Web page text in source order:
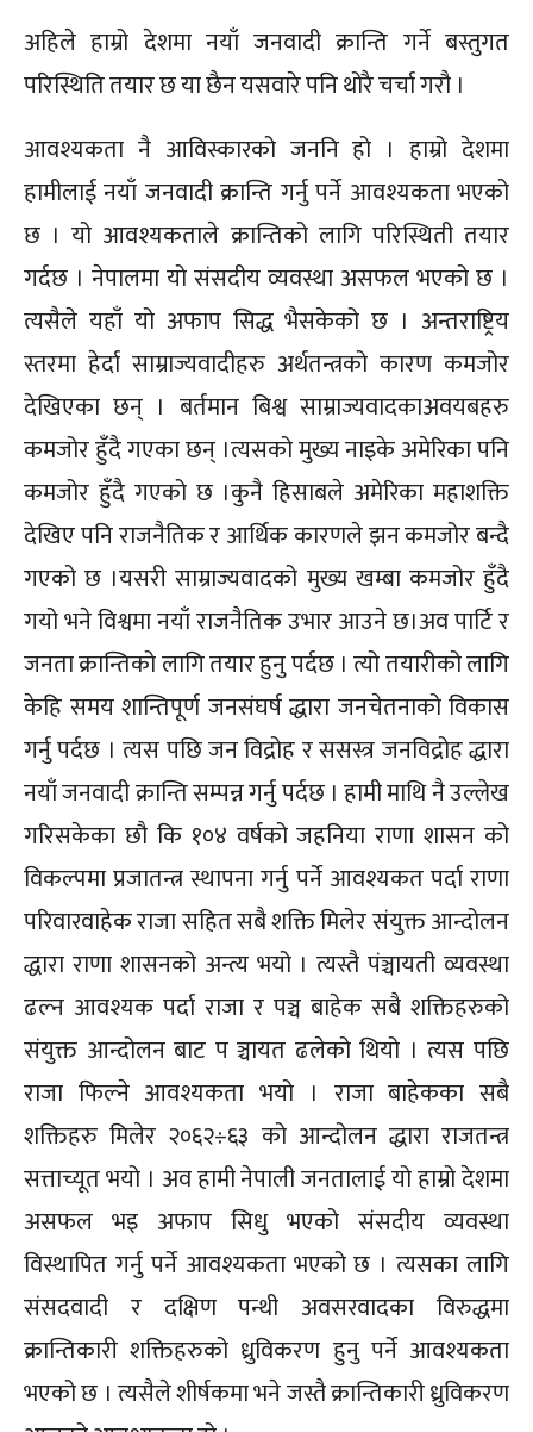
अहिले हाम्रो देशमा नयाँ जनवादी क्रान्ति गर्ने बस्तुगत
परिस्थिति तयार छ या छैन यसवारे पनि थोरै चर्चा गरौ ।
आवश्यकता नै आविस्कारको जननि हो । हाम्रो देशमा
हामीलाई नयाँ जनवादी क्रान्ति गर्नु पर्ने आवश्यकता भएको
छ । यो आवश्यकताले क्रान्तिको लागि परिस्थिती तयार
गर्दछ । नेपालमा यो संसदीय व्यवस्था असफल भएको छ ।
त्यसैले यहाँ यो अफाप सिद्ध भैसकेको छ । अन्तराष्ट्रिय
स्तरमा हेर्दा साम्राज्यवादीहरु अर्थतन्त्रको कारण कमजोर
देखिएका छन् । बर्तमान बिश्व साम्राज्यवादकाअवयबहरु
कमजोर हुँदै गएका छन् ।त्यसको मुख्य नाइके अमेरिका पनि
कमजोर हुँदै गएको छ ।कुनै हिसाबले अमेरिका महाशक्ति
देखिए पनि राजनैतिक र आर्थिक कारणले झन कमजोर बन्दै
गएको छ ।यसरी साम्राज्यवादको मुख्य खम्बा कमजोर हुँदै
गयो भने विश्वमा नयाँ राजनैतिक उभार आउने छ।अव पार्टि र
जनता क्रान्तिको लागि तयार हुनु पर्दछ । त्यो तयारीको लागि
केहि समय शान्तिपूर्ण जनसंघर्ष द्धारा जनचेतनाको विकास
गर्नु पर्दछ । त्यस पछि जन विद्रोह र ससस्त्र जनविद्रोह द्धारा
नयाँ जनवादी क्रान्ति सम्पन्न गर्नु पर्दछ । हामी माथि नै उल्लेख
गरिसकेका छौ कि १०४ वर्षको जहनिया राणा शासन को
विकल्पमा प्रजातन्त्र स्थापना गर्नु पर्ने आवश्यकत पर्दा राणा
परिवारवाहेक राजा सहित सबै शक्ति मिलेर संयुक्त आन्दोलन
द्धारा राणा शासनको अन्त्य भयो । त्यस्तै पंञ्चायती व्यवस्था
ढल्न आवश्यक पर्दा राजा र पञ्च बाहेक सबै शक्तिहरुको
संयुक्त आन्दोलन बाट प ञ्चायत ढलेको थियो । त्यस पछि
राजा फिल्ने आवश्यकता भयो । राजा बाहेकका सबै
शक्तिहरु मिलेर २०६२÷६३ को आन्दोलन द्धारा राजतन्त्र
सत्ताच्यूत भयो । अव हामी नेपाली जनतालाई यो हाम्रो देशमा
असफल भइ अफाप सिधु भएको संसदीय व्यवस्था
विस्थापित गर्नु पर्ने आवश्यकता भएको छ । त्यसका लागि
संसदवादी र दक्षिण पन्थी अवसरवादका विरुद्धमा
क्रान्तिकारी शक्तिहरुको ध्रुविकरण हुनु पर्ने आवश्यकता
भएको छ । त्यसैले शीर्षकमा भने जस्तै क्रान्तिकारी ध्रुविकरण